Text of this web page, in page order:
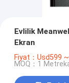
Evlilik
Ekran
Fiyat：Usd599
MOQ：1